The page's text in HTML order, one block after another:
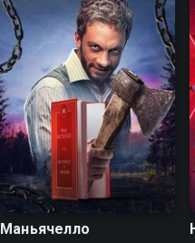
Маньячелло